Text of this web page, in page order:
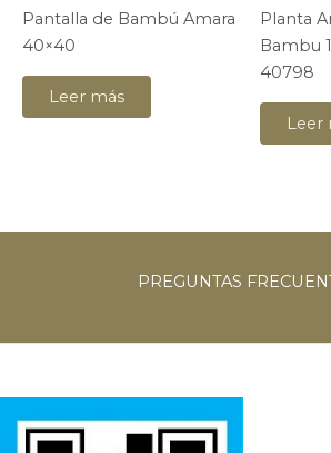
Pantalla de Bambú Amara
40×40
Leer más
Planta
Bambu
40798
Leer
PREGUNTAS